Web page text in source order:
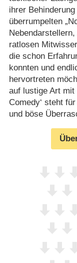
ihrer
überrumpelten
ratlosen
die schon
konnten und
hervortreten
auf lustige Art mit
Comedy‘ steht
und böse